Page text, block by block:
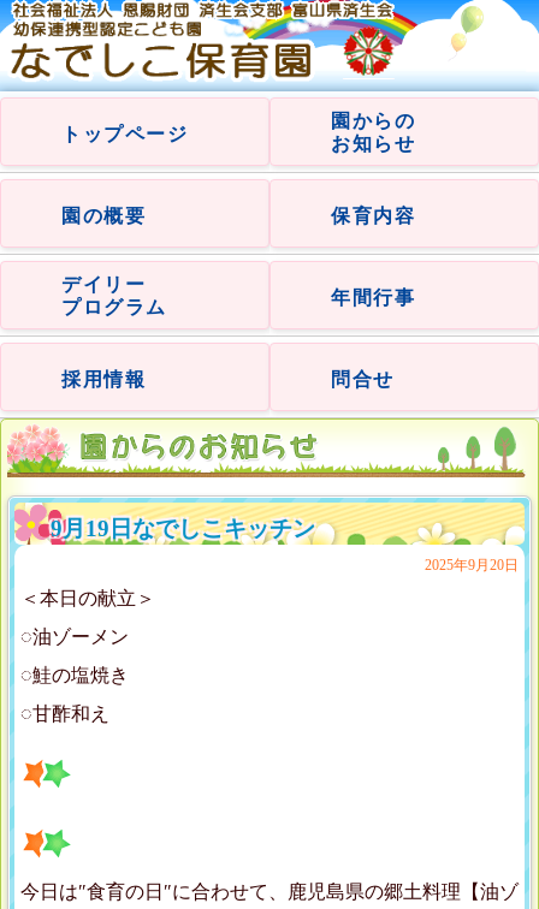
トップページ
園からの
お知らせ
園の概要 保育内容
デイリー
プログラム
年間行事
採用情報 問合せ
9月19日なでしこキッチン
2025年9月20日
＜本日の献立＞
◌油ゾーメン
◌鮭の塩焼き
◌甘酢和え
今日は″食育の日″に合わせて、鹿児島県の郷土料理【油ゾ